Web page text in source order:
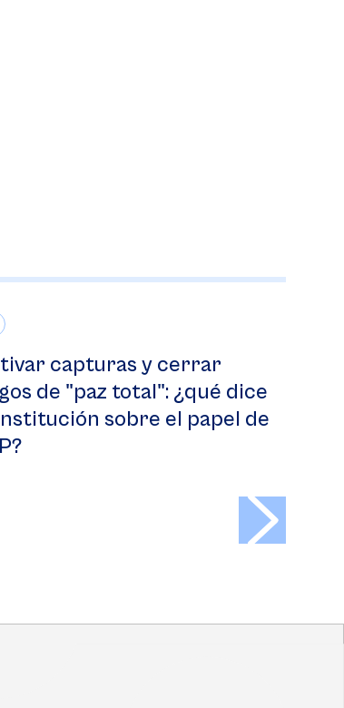
capturas y cerrar
de "paz total": ¿qué dice
sobre el papel de